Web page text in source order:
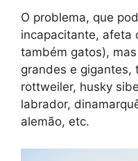
O problema, que
incapacitante, afeta
também gatos),
grandes e gigantes,
rottweiler, husky
labrador,
alemão, etc.